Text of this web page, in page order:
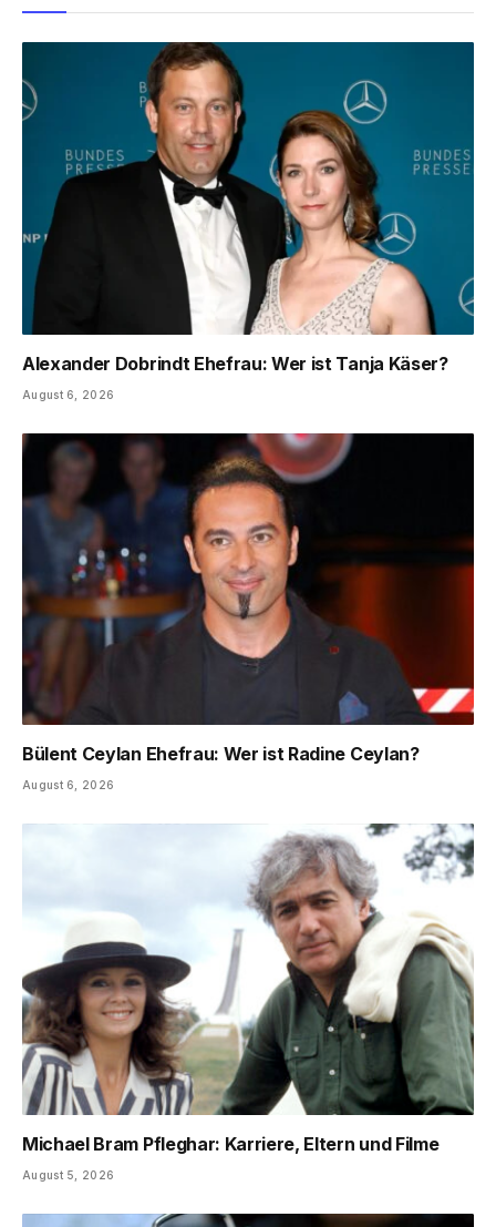
Alexander Dobrindt Ehefrau: Wer ist Tanja Käser?
August 6, 2026
Bülent Ceylan Ehefrau: Wer ist Radine Ceylan?
August 6, 2026
Michael Bram Pfleghar: Karriere, Eltern und Filme
August 5, 2026